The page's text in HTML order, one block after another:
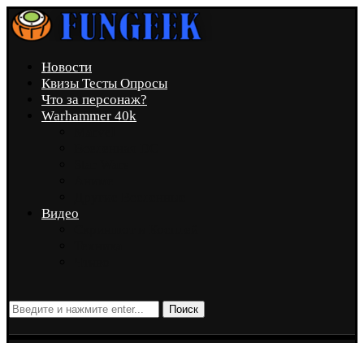
Новости
Квизы Тесты Опросы
Что за персонаж?
Warhammer 40k
Видео
Поиск